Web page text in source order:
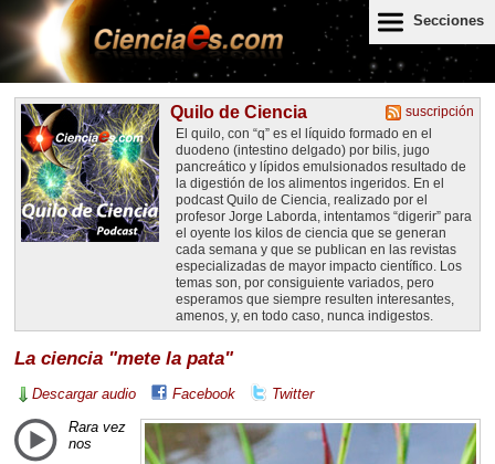
Secciones
suscripción
Quilo de Ciencia
El quilo, con “q” es el líquido formado en el
duodeno (intestino delgado) por bilis, jugo
pancreático y lípidos emulsionados resultado de
la digestión de los alimentos ingeridos. En el
podcast Quilo de Ciencia, realizado por el
profesor Jorge Laborda, intentamos “digerir” para
el oyente los kilos de ciencia que se generan
cada semana y que se publican en las revistas
especializadas de mayor impacto científico. Los
temas son, por consiguiente variados, pero
esperamos que siempre resulten interesantes,
amenos, y, en todo caso, nunca indigestos.
La ciencia "mete la pata"
Descargar audio Facebook Twitter
Rara vez
nos